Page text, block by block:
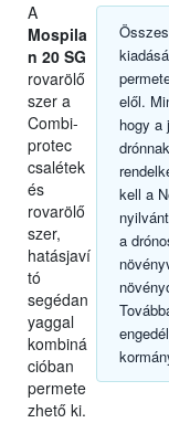
elől.
hogy a
kell a
a
A
Mospila
n 20 SG
rovarölő
szer a
Combi-
protec
csalétek
és
rovarölő
szer,
hatásjaví
tó
segédan
yaggal
kombiná
cióban
permete
zhető ki.